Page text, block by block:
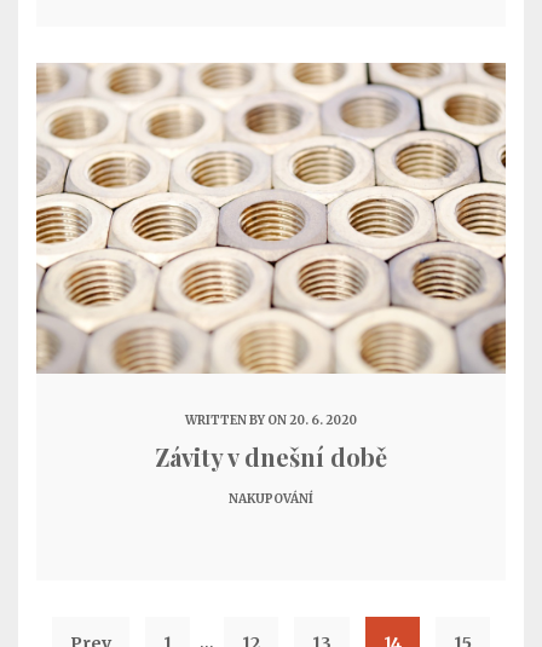
WRITTEN BY ON 20. 6. 2020
Závity v dnešní době
NAKUPOVÁNÍ